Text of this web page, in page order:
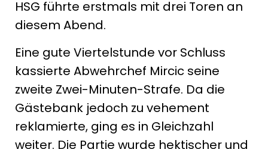
HSG führte erstmals mit drei Toren an
diesem Abend.
Eine gute Viertelstunde vor Schluss
kassierte Abwehrchef Mircic seine
zweite Zwei-Minuten-Strafe. Da die
Gästebank jedoch zu vehement
reklamierte, ging es in Gleichzahl
weiter. Die Partie wurde hektischer und